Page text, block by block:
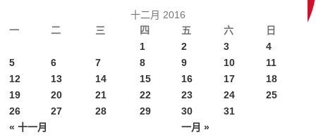
十二月 2016
一
二 三 四 五 六 日
« 十一月 一月 »
1 2 3
4
5
6 7 8 9 10
11
12
13 14 15 16 17
18
19
20 21 22 23 24
25
26
27 28 29 30 31